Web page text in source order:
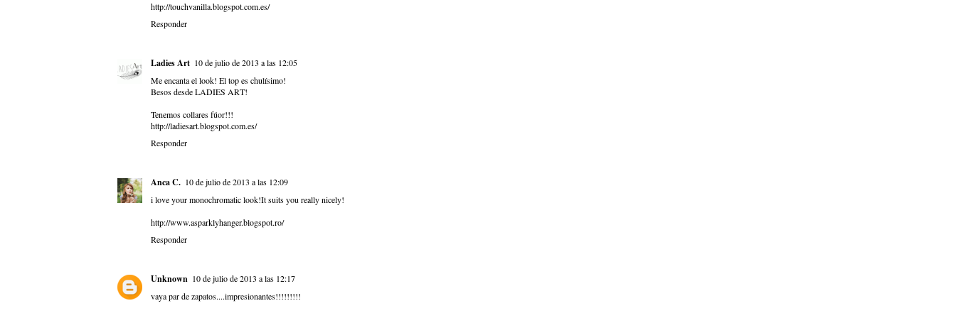
http://touchvanilla.blogspot.com.es/
Responder
Ladies Art 10 de julio de 2013 a las 12:05
Me encanta el look! El top es chulísimo!
Besos desde LADIES ART!
Tenemos collares fúor!!!
http://ladiesart.blogspot.com.es/
Responder
Anca C. 10 de julio de 2013 a las 12:09
i love your monochromatic look!It suits you really nicely!
http://www.asparklyhanger.blogspot.ro/
Responder
Unknown 10 de julio de 2013 a las 12:17
vaya par de zapatos....impresionantes!!!!!!!!!